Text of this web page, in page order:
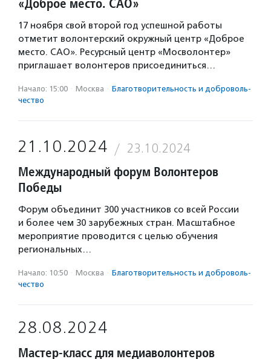
«Доброе место. САО»
17 ноября свой второй год успешной работы
отметит волонтерский окружный центр «Доброе
место. САО». Ресурсный центр «Мосволонтер»
приглашает волонтеров присоединиться…
Начало: 15:00 · Москва · Благотвори­тель­ность и доброволь­
чест­во
21.10.2024 23.10.2024
Международный форум Волонтеров
Победы
Форум объединит 300 участников со всей России
и более чем 30 зарубежных стран. Масштабное
мероприятие проводится с целью обучения
региональных…
Начало: 10:50 · Москва · Благотвори­тель­ность и доброволь­
чест­во
28.08.2024
Мастер-класс для медиаволонтеров